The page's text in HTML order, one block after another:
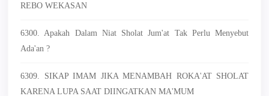
REBO WEKASAN
6300. Apakah Dalam Niat Sholat Jum'at Tak Perlu Menyebut
Ada'an ?
6309. SIKAP IMAM JIKA MENAMBAH ROKA'AT SHOLAT
KARENA LUPA SAAT DIINGATKAN MA'MUM